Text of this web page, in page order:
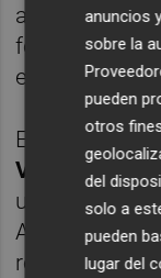
acción sobre
fomentando
El concejal
Vidal
, ha
una nueva
Ayuntamiento
representa
anuncios
sobre la
pueden
otros
del
solo a
pueden
lugar del